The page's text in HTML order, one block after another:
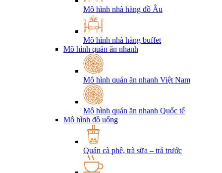
Mô hình nhà hàng đồ Âu
Mô hình nhà hàng buffet
Mô hình quán ăn nhanh
Mô hình quán ăn nhanh Việt Nam
Mô hình quán ăn nhanh Quốc tế
Mô hình đồ uống
Quán cà phê, trà sữa – trả trước